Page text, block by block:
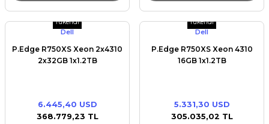
Tükendi
Dell
P.Edge R750XS Xeon 2x4310
2x32GB 1x1.2TB
6.445,40 USD
368.779,23 TL
Tükendi
Dell
P.Edge R750XS Xeon 4310
16GB 1x1.2TB
5.331,30 USD
305.035,02 TL